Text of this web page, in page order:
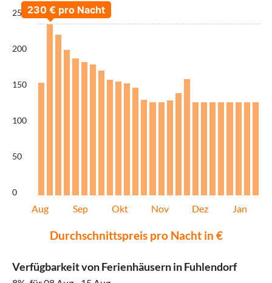
250
200
150
100
50
0
Aug Sep Okt Nov Dez Jan
Durchschnittspreis pro Nacht in €
Verfügbarkeit von Ferienhäusern in Fuhlendorf